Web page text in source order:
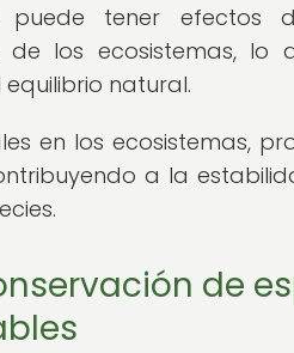
puede tener efectos
los ecosistemas, lo
natural.
en los ecosistemas,
a la
de